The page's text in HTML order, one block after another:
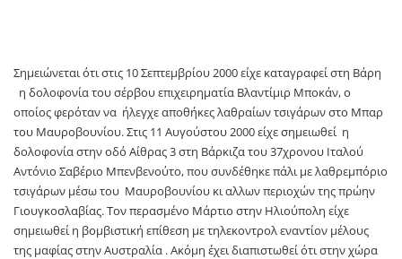
Σημειώνεται ότι στις 10 Σεπτεμβρίου 2000 είχε καταγραφεί στη Βάρη
η δολοφονία του σέρβου επιχειρηματία Βλαντίμιρ Μποκάν, ο
οποίος φερόταν να ήλεγχε αποθήκες λαθραίων τσιγάρων στο Μπαρ
του Μαυροβουνίου. Στις 11 Αυγούστου 2000 είχε σημειωθεί η
δολοφονία στην οδό Αίθρας 3 στη Βάρκιζα του 37χρονου Ιταλού
Αντόνιο Σαβέριο Μπενβενούτο, που συνδέθηκε πάλι με λαθρεμπόριο
τσιγάρων μέσω του Μαυροβουνίου κι αλλων περιοχών της πρώην
Γιουγκοσλαβίας. Τον περασμένο Μάρτιο στην Ηλιούπολη είχε
σημειωθεί η βομβιστική επίθεση με τηλεκοντρολ εναντίον μέλους
της μαφίας στην Αυστραλία . Ακόμη έχει διαπιστωθεί ότι στην χώρα